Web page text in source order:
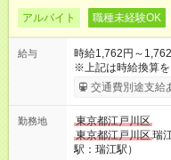
アルバイト 職種未経験OK
給与
時給1,762円～
※上記は時給換算
は80分）ごととなります。 【授業1コマ(80分
験でも授業1コマ
と・・・】2,350円
交通費別途支給
勤務地
東京都江戸川区
東京都江戸川区瑞
駅：瑞江駅）